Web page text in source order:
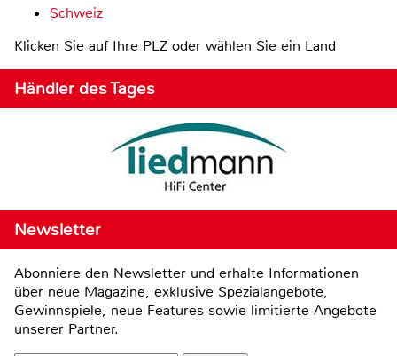
Schweiz
Klicken Sie auf Ihre PLZ oder wählen Sie ein Land
Händler des Tages
Newsletter
Abonniere den Newsletter und erhalte Informationen
über neue Magazine, exklusive Spezialangebote,
Gewinnspiele, neue Features sowie limitierte Angebote
unserer Partner.